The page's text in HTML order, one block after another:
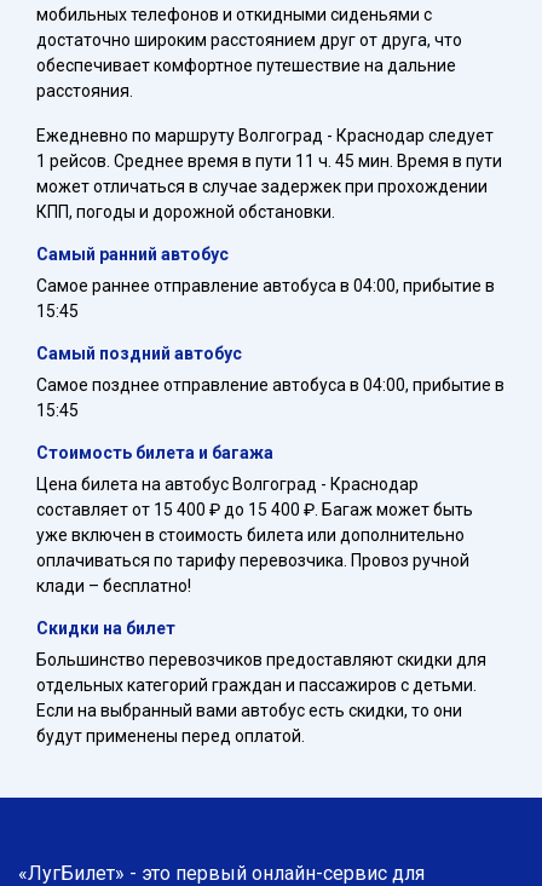
мобильных телефонов и откидными сиденьями с
достаточно широким расстоянием друг от друга, что
обеспечивает комфортное путешествие на дальние
расстояния.
Ежедневно по маршруту Волгоград - Краснодар следует
1 рейсов. Среднее время в пути 11 ч. 45 мин. Время в пути
может отличаться в случае задержек при прохождении
КПП, погоды и дорожной обстановки.
Самый ранний автобус
Самое раннее отправление автобуса в 04:00, прибытие в
15:45
Самый поздний автобус
Самое позднее отправление автобуса в 04:00, прибытие в
15:45
Стоимость билета и багажа
Цена билета на автобус Волгоград - Краснодар
составляет от 15 400 ₽ до 15 400 ₽. Багаж может быть
уже включен в стоимость билета или дополнительно
оплачиваться по тарифу перевозчика. Провоз ручной
клади – бесплатно!
Скидки на билет
Большинство перевозчиков предоставляют скидки для
отдельных категорий граждан и пассажиров с детьми.
Если на выбранный вами автобус есть скидки, то они
будут применены перед оплатой.
«ЛугБилет» - это первый онлайн-сервис для